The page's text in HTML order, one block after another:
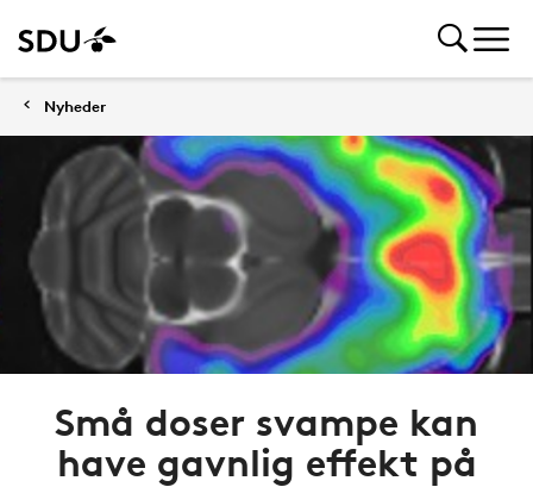
Nyheder
Små doser svampe kan
have gavnlig effekt på